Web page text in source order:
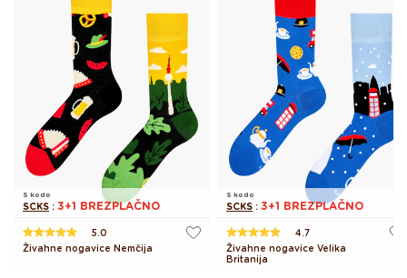
S kodo
SCKS : 3+1 BREZPLAČNO
5.0
Živahne nogavice Nemčija
S kodo
SCKS :3+1 BREZPLAČNO
4.7
Živahne nogavice Velika
Britanija